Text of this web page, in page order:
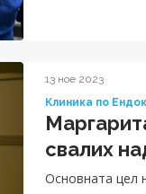
13 ное 2023
Клиника по
свалих
Основната цел